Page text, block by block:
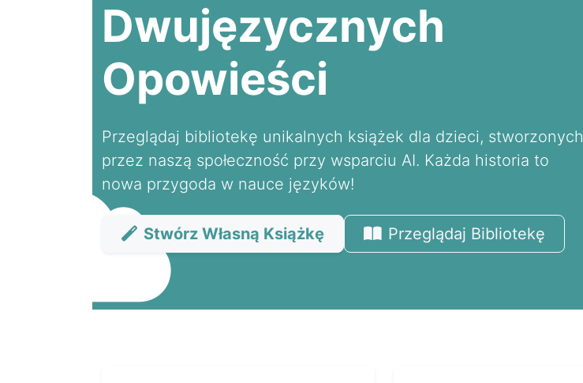
Dwujęzycznych
Opowieści
Przeglądaj bibliotekę unikalnych książek dla dzieci, stworzonych
przez naszą społeczność przy wsparciu AI. Każda historia to
nowa przygoda w nauce języków!
Stwórz Własną Książkę Przeglądaj Bibliotekę